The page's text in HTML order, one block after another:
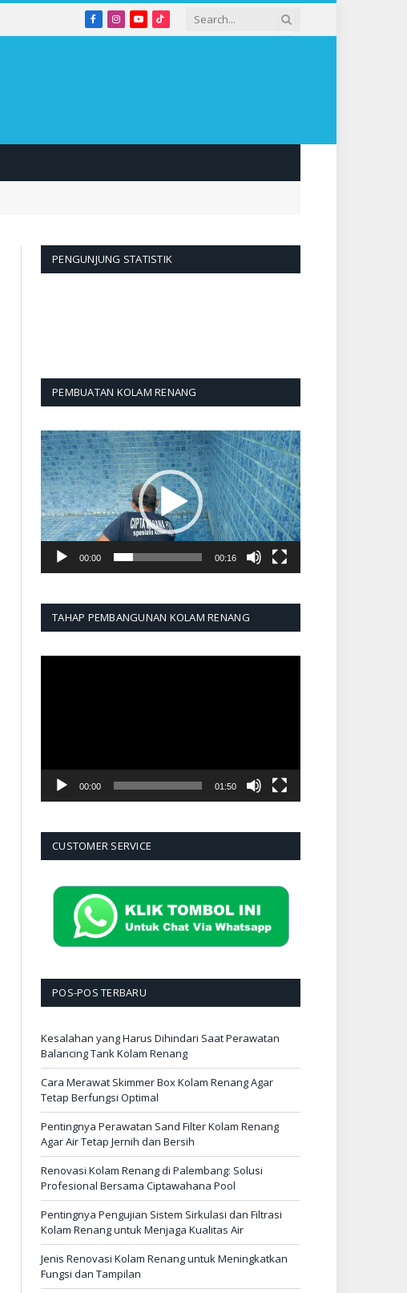
Facebook
Instagram
YouTubeTikTok
PENGUNJUNG STATISTIK
PEMBUATAN KOLAM RENANG
Pemutar
Video
00:00 00:16
TAHAP PEMBANGUNAN KOLAM RENANG
00:00 01:50
CUSTOMER SERVICE
POS-POS TERBARU
Kesalahan yang Harus Dihindari Saat Perawatan
Balancing Tank Kolam Renang
Cara Merawat Skimmer Box Kolam Renang Agar
Tetap Berfungsi Optimal
Pentingnya Perawatan Sand Filter Kolam Renang
Agar Air Tetap Jernih dan Bersih
Renovasi Kolam Renang di Palembang: Solusi
Profesional Bersama Ciptawahana Pool
Pentingnya Pengujian Sistem Sirkulasi dan Filtrasi
Kolam Renang untuk Menjaga Kualitas Air
Jenis Renovasi Kolam Renang untuk Meningkatkan
Fungsi dan Tampilan